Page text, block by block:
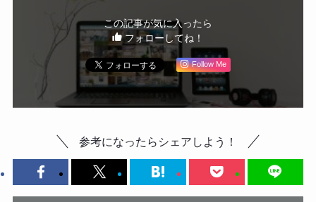
この記事が気に入ったら
フォローしてね！
Follow Me
参考になったらシェアしよう！